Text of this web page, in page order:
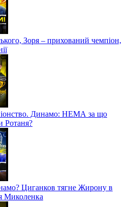
Зоря – прихований чемпіон,
Динамо: НЕМА за що
Ротаня?
Циганков тягне Жирону в
Миколенка